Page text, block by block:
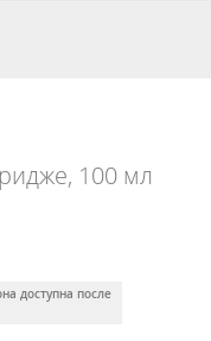
100 мл
доступна после